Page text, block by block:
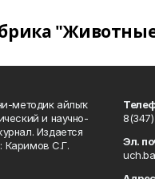
методик айлыҡ
и научно-
Издается
Каримов С.Г.
Эл.